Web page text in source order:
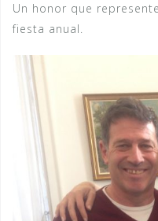
Un honor que
fiesta anual.